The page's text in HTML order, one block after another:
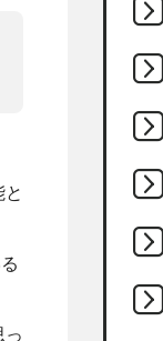
っ